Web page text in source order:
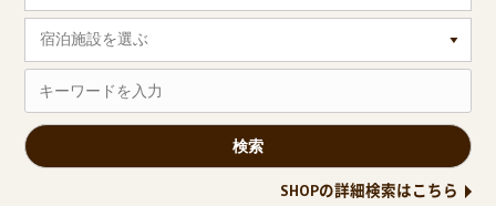
宿泊施設を選ぶ
SHOPの詳細検索はこちら